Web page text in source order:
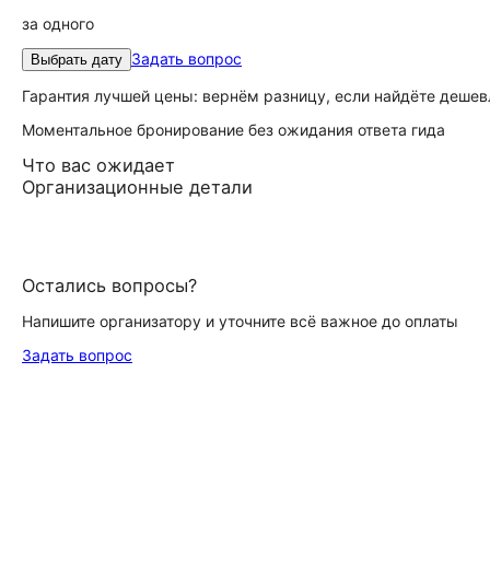
за одного
Выбрать дату Задать вопрос
Гарантия лучшей цены: вернём разницу, если найдёте
Моментальное бронирование без ожидания ответа гида
Что вас ожидает
Организационные детали
Остались вопросы?
Напишите организатору и уточните всё важное до оплаты
Задать вопрос